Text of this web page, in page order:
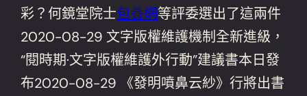
彩？何鏡堂院士包養網等評委選出了這兩件
2020-08-29 文字版權維護機制全新進級，
“閱時期·文字版權維護外行動”建議書本日發
布2020-08-29 《發明噴鼻云紗》行將出書